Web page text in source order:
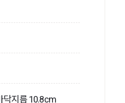
닥지름 10.8cm